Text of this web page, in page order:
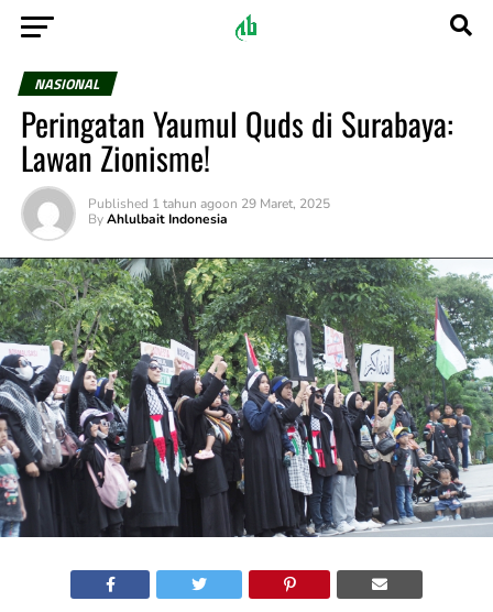
NASIONAL
Peringatan Yaumul Quds di Surabaya:
Lawan Zionisme!
Published 1 tahun agoon 29 Maret, 2025
By Ahlulbait Indonesia